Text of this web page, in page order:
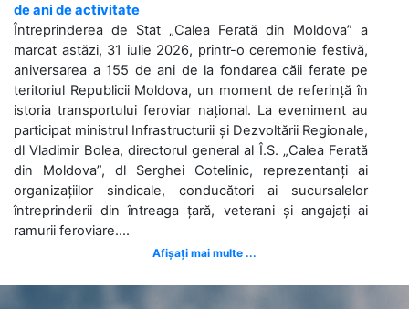
de ani de activitate
Întreprinderea de Stat „Calea Ferată din Moldova” a
marcat astăzi, 31 iulie 2026, printr-o ceremonie festivă,
aniversarea a 155 de ani de la fondarea căii ferate pe
teritoriul Republicii Moldova, un moment de referință în
istoria transportului feroviar național. La eveniment au
participat ministrul Infrastructurii și Dezvoltării Regionale,
dl Vladimir Bolea, directorul general al Î.S. „Calea Ferată
din Moldova”, dl Serghei Cotelinic, reprezentanți ai
organizațiilor sindicale, conducători ai sucursalelor
întreprinderii din întreaga țară, veterani și angajați ai
ramurii feroviare....
Afișați mai multe ...